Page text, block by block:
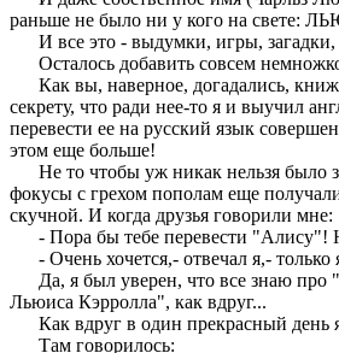
раньше не было ни у кого на свете:
И все это - выдумки, игры, загадки,
Осталось добавить совсем
Как вы, наверное, догадались,
секрету, что ради нее-то я и выучил
перевести ее на русский язык
этом еще больше!
Не то чтобы уж никак нельзя было
фокусы с грехом пополам еще
скучной. И когда друзья говорили мне:
- Пора бы тебе перевести "Алису"!
- Очень хочется,- отвечал я,- только
Да, я был уверен, что все знаю про
Льюиса Кэрролла", как вдруг...
Как вдруг в один прекрасный день я
Там говорилось: